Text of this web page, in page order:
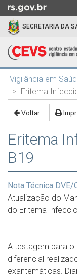
para
para
menu
para
busca
SECRETARIA DA
Início
conteúdo
Vigilância em
Eritema
Voltar
Eritema
B19
Nota Técnica
Atualização do
do Eritema
A testagem para o
diferencial
exantemáticas.